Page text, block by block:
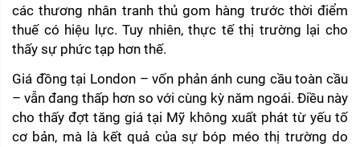
các thương nhân tranh thủ gom hàng trước thời điểm
thuế có hiệu lực. Tuy nhiên, thực tế thị trường lại cho
thấy sự phức tạp hơn thế.
Giá đồng tại London – vốn phản ánh cung cầu toàn cầu
– vẫn đang thấp hơn so với cùng kỳ năm ngoái. Điều này
cho thấy đợt tăng giá tại Mỹ không xuất phát từ yếu tố
cơ bản, mà là kết quả của sự bóp méo thị trường do